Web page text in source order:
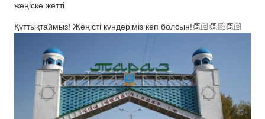
жеңіске жетті.
Құттықтаймыз! Жеңісті күндеріміз көп болсын!👏🏻👏🏻👏🏻